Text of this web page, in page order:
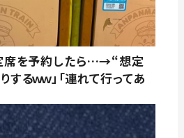
を予約したら…→“想定
するｗｗ」「連れて行ってあ